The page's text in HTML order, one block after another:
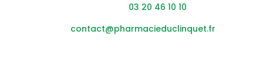
03 20 46 10 10
contact@pharmacieduclinquet.fr